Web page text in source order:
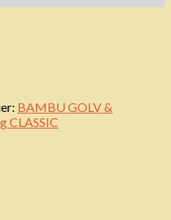
BAMBU GOLV &
CLASSIC